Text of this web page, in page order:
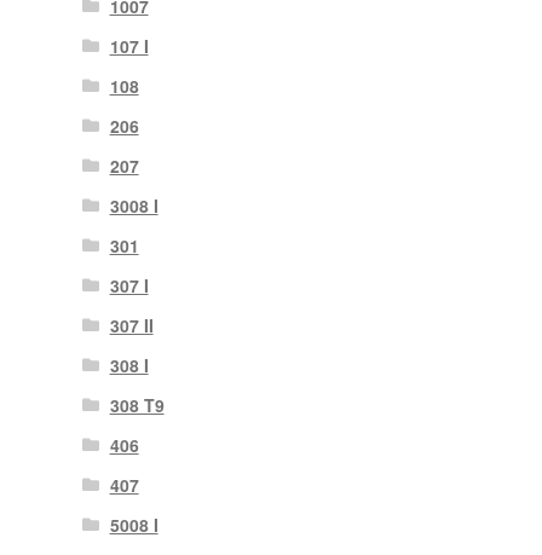
1007
107 I
108
206
207
3008 I
301
307 I
307 II
308 I
308 T9
406
407
5008 I